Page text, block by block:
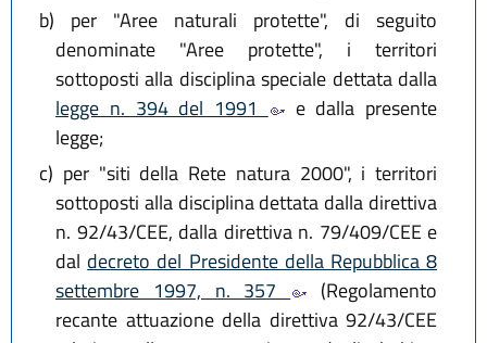
b) per "Aree naturali protette", di seguito
denominate "Aree protette", i territori
sottoposti alla disciplina speciale dettata dalla
legge n. 394 del 1991
e dalla presente
legge;
c) per "siti della Rete natura 2000", i territori
sottoposti alla disciplina dettata dalla direttiva
n. 92/43/CEE, dalla direttiva n. 79/409/CEE e
dal decreto del Presidente della Repubblica 8
settembre 1997, n. 357
(Regolamento
recante attuazione della direttiva 92/43/CEE